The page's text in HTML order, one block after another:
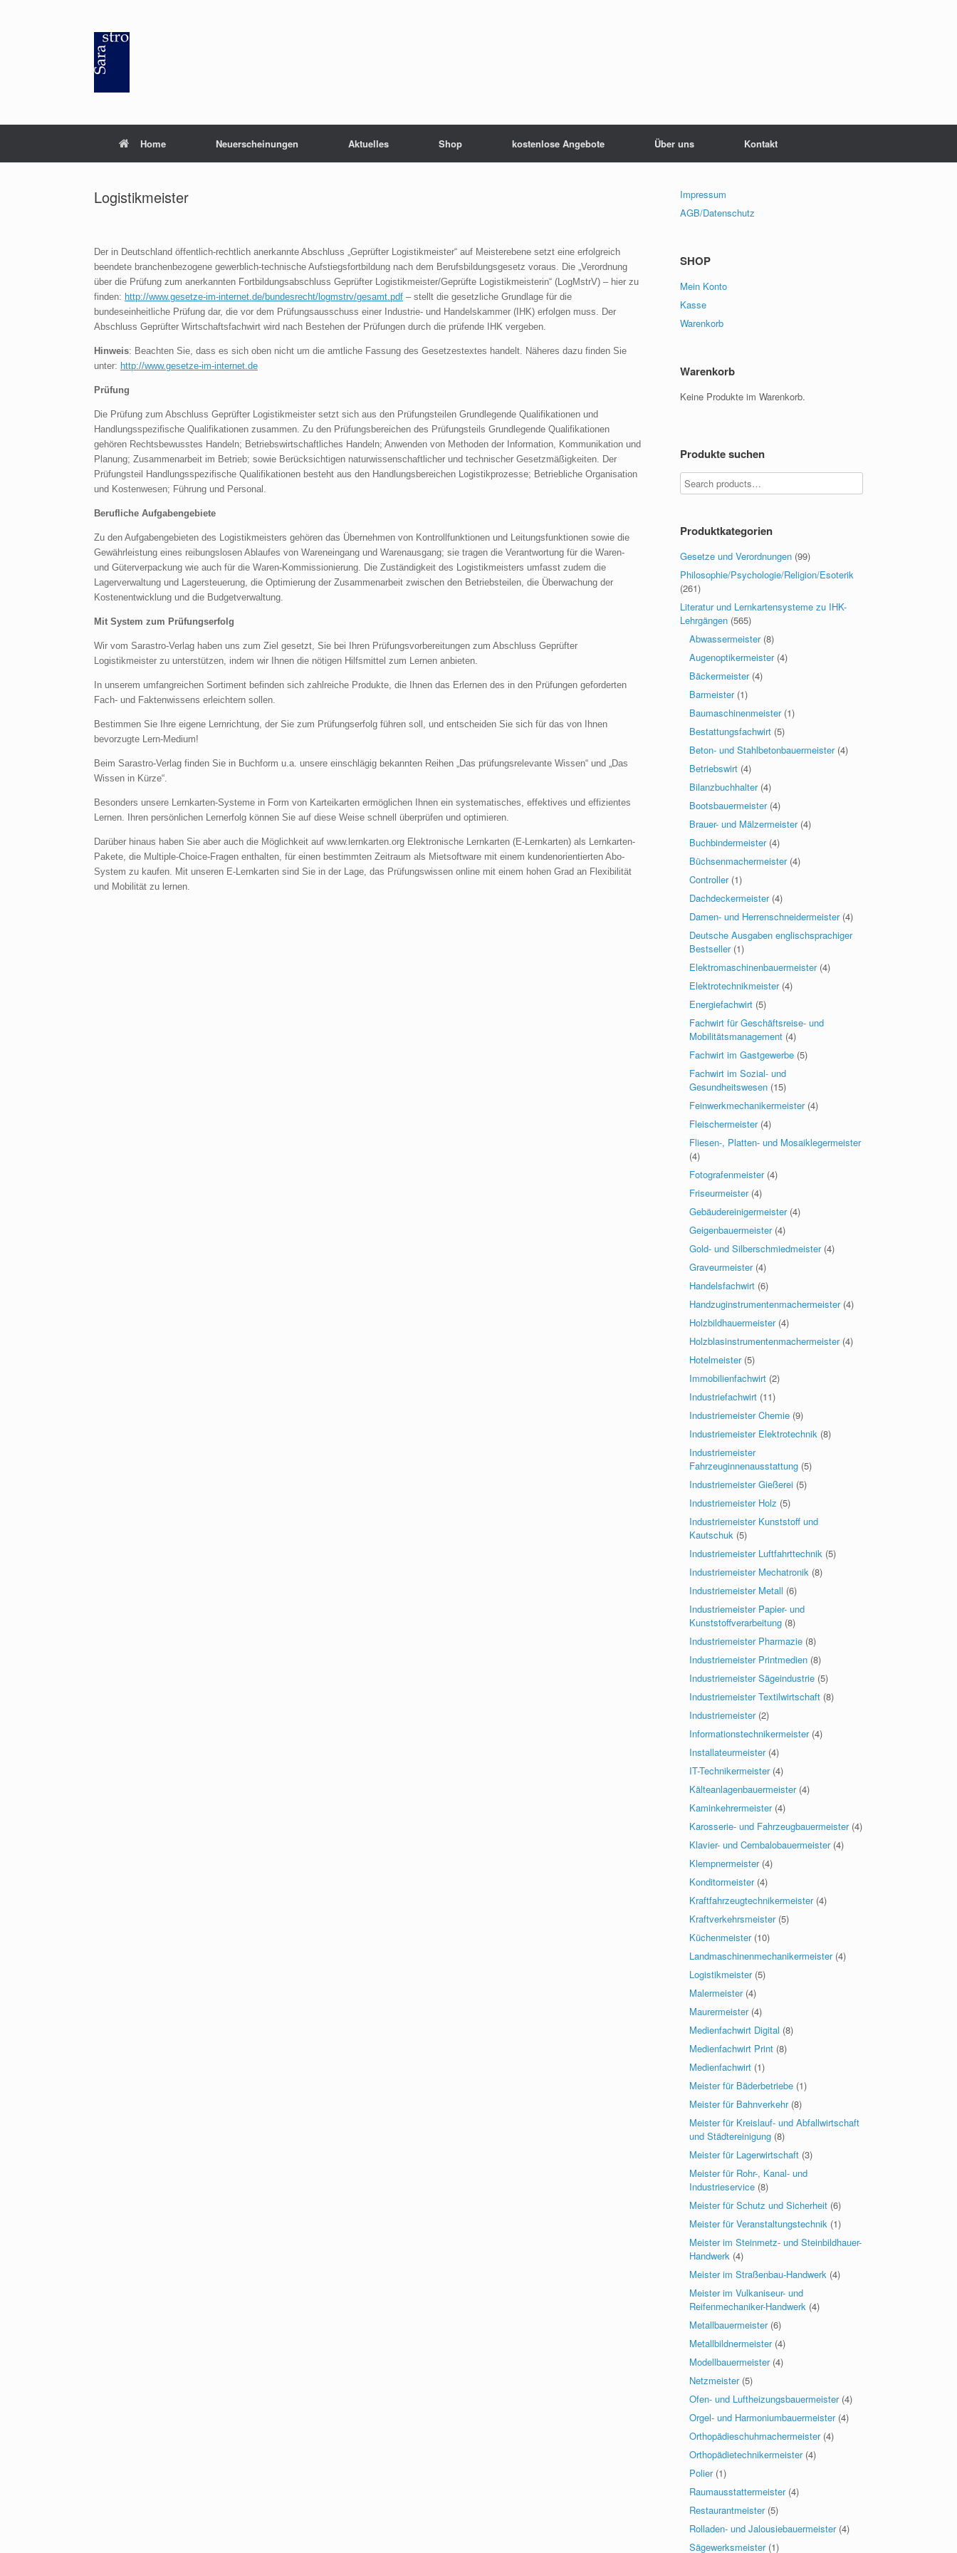
Home Neuerscheinungen Aktuelles Shop kostenlose Angebote Über uns Kontakt
Logistikmeister
Der in Deutschland öffentlich-rechtlich anerkannte Abschluss „Geprüfter Logistikmeister“ auf Meisterebene setzt eine erfolgreich
beendete branchenbezogene gewerblich-technische Aufstiegsfortbildung nach dem Berufsbildungsgesetz voraus. Die „Verordnung
über die Prüfung zum anerkannten Fortbildungsabschluss Geprüfter Logistikmeister/Geprüfte Logistikmeisterin“ (LogMstrV) – hier zu
finden: http://www.gesetze-im-internet.de/bundesrecht/logmstrv/gesamt.pdf – stellt die gesetzliche Grundlage für die
bundeseinheitliche Prüfung dar, die vor dem Prüfungsausschuss einer Industrie- und Handelskammer (IHK) erfolgen muss. Der
Abschluss Geprüfter Wirtschaftsfachwirt wird nach Bestehen der Prüfungen durch die prüfende IHK vergeben.
Hinweis: Beachten Sie, dass es sich oben nicht um die amtliche Fassung des Gesetzestextes handelt. Näheres dazu finden Sie
unter: http://www.gesetze-im-internet.de
Prüfung
Die Prüfung zum Abschluss Geprüfter Logistikmeister setzt sich aus den Prüfungsteilen Grundlegende Qualifikationen und
Handlungsspezifische Qualifikationen zusammen. Zu den Prüfungsbereichen des Prüfungsteils Grundlegende Qualifikationen
gehören Rechtsbewusstes Handeln; Betriebswirtschaftliches Handeln; Anwenden von Methoden der Information, Kommunikation und
Planung; Zusammenarbeit im Betrieb; sowie Berücksichtigen naturwissenschaftlicher und technischer Gesetzmäßigkeiten. Der
Prüfungsteil Handlungsspezifische Qualifikationen besteht aus den Handlungsbereichen Logistikprozesse; Betriebliche Organisation
und Kostenwesen; Führung und Personal.
Berufliche Aufgabengebiete
Zu den Aufgabengebieten des Logistikmeisters gehören das Übernehmen von Kontrollfunktionen und Leitungsfunktionen sowie die
Gewährleistung eines reibungslosen Ablaufes von Wareneingang und Warenausgang; sie tragen die Verantwortung für die Waren-
und Güterverpackung wie auch für die Waren-Kommissionierung. Die Zuständigkeit des Logistikmeisters umfasst zudem die
Lagerverwaltung und Lagersteuerung, die Optimierung der Zusammenarbeit zwischen den Betriebsteilen, die Überwachung der
Kostenentwicklung und die Budgetverwaltung.
Mit System zum Prüfungserfolg
Wir vom Sarastro-Verlag haben uns zum Ziel gesetzt, Sie bei Ihren Prüfungsvorbereitungen zum Abschluss Geprüfter
Logistikmeister zu unterstützen, indem wir Ihnen die nötigen Hilfsmittel zum Lernen anbieten.
In unserem umfangreichen Sortiment befinden sich zahlreiche Produkte, die Ihnen das Erlernen des in den Prüfungen geforderten
Fach- und Faktenwissens erleichtern sollen.
Bestimmen Sie Ihre eigene Lernrichtung, der Sie zum Prüfungserfolg führen soll, und entscheiden Sie sich für das von Ihnen
bevorzugte Lern-Medium!
Beim Sarastro-Verlag finden Sie in Buchform u.a. unsere einschlägig bekannten Reihen „Das prüfungsrelevante Wissen“ und „Das
Wissen in Kürze“.
Besonders unsere Lernkarten-Systeme in Form von Karteikarten ermöglichen Ihnen ein systematisches, effektives und effizientes
Lernen. Ihren persönlichen Lernerfolg können Sie auf diese Weise schnell überprüfen und optimieren.
Darüber hinaus haben Sie aber auch die Möglichkeit auf www.lernkarten.org Elektronische Lernkarten (E-Lernkarten) als Lernkarten-
Pakete, die Multiple-Choice-Fragen enthalten, für einen bestimmten Zeitraum als Mietsoftware mit einem kundenorientierten Abo-
System zu kaufen. Mit unseren E-Lernkarten sind Sie in der Lage, das Prüfungswissen online mit einem hohen Grad an Flexibilität
und Mobilität zu lernen.
Impressum
AGB/Datenschutz
SHOP
Mein Konto
Kasse
Warenkorb
Warenkorb
Keine Produkte im Warenkorb.
Produkte suchen
Produktkategorien
Gesetze und Verordnungen (99)
Philosophie/Psychologie/Religion/Esoterik
(261)
Literatur und Lernkartensysteme zu IHK-
Lehrgängen (565)
Abwassermeister (8)
Augenoptikermeister (4)
Bäckermeister (4)
Barmeister (1)
Baumaschinenmeister (1)
Bestattungsfachwirt (5)
Beton- und Stahlbetonbauermeister (4)
Betriebswirt (4)
Bilanzbuchhalter (4)
Bootsbauermeister (4)
Brauer- und Mälzermeister (4)
Buchbindermeister (4)
Büchsenmachermeister (4)
Controller (1)
Dachdeckermeister (4)
Damen- und Herrenschneidermeister (4)
Deutsche Ausgaben englischsprachiger
Bestseller (1)
Elektromaschinenbauermeister (4)
Elektrotechnikmeister (4)
Energiefachwirt (5)
Fachwirt für Geschäftsreise- und
Mobilitätsmanagement (4)
Fachwirt im Gastgewerbe (5)
Fachwirt im Sozial- und
Gesundheitswesen (15)
Feinwerkmechanikermeister (4)
Fleischermeister (4)
Fliesen-, Platten- und Mosaiklegermeister
(4)
Fotografenmeister (4)
Friseurmeister (4)
Gebäudereinigermeister (4)
Geigenbauermeister (4)
Gold- und Silberschmiedmeister (4)
Graveurmeister (4)
Handelsfachwirt (6)
Handzuginstrumentenmachermeister (4)
Holzbildhauermeister (4)
Holzblasinstrumentenmachermeister (4)
Hotelmeister (5)
Immobilienfachwirt (2)
Industriefachwirt (11)
Industriemeister Chemie (9)
Industriemeister Elektrotechnik (8)
Industriemeister
Fahrzeuginnenausstattung (5)
Industriemeister Gießerei (5)
Industriemeister Holz (5)
Industriemeister Kunststoff und
Kautschuk (5)
Industriemeister Luftfahrttechnik (5)
Industriemeister Mechatronik (8)
Industriemeister Metall (6)
Industriemeister Papier- und
Kunststoffverarbeitung (8)
Industriemeister Pharmazie (8)
Industriemeister Printmedien (8)
Industriemeister Sägeindustrie (5)
Industriemeister Textilwirtschaft (8)
Industriemeister (2)
Informationstechnikermeister (4)
Installateurmeister (4)
IT-Technikermeister (4)
Kälteanlagenbauermeister (4)
Kaminkehrermeister (4)
Karosserie- und Fahrzeugbauermeister (4)
Klavier- und Cembalobauermeister (4)
Klempnermeister (4)
Konditormeister (4)
Kraftfahrzeugtechnikermeister (4)
Kraftverkehrsmeister (5)
Küchenmeister (10)
Landmaschinenmechanikermeister (4)
Logistikmeister (5)
Malermeister (4)
Maurermeister (4)
Medienfachwirt Digital (8)
Medienfachwirt Print (8)
Medienfachwirt (1)
Meister für Bäderbetriebe (1)
Meister für Bahnverkehr (8)
Meister für Kreislauf- und Abfallwirtschaft
und Städtereinigung (8)
Meister für Lagerwirtschaft (3)
Meister für Rohr-, Kanal- und
Industrieservice (8)
Meister für Schutz und Sicherheit (6)
Meister für Veranstaltungstechnik (1)
Meister im Steinmetz- und Steinbildhauer-
Handwerk (4)
Meister im Straßenbau-Handwerk (4)
Meister im Vulkaniseur- und
Reifenmechaniker-Handwerk (4)
Metallbauermeister (6)
Metallbildnermeister (4)
Modellbauermeister (4)
Netzmeister (5)
Ofen- und Luftheizungsbauermeister (4)
Orgel- und Harmoniumbauermeister (4)
Orthopädieschuhmachermeister (4)
Orthopädietechnikermeister (4)
Polier (1)
Raumausstattermeister (4)
Restaurantmeister (5)
Rolladen- und Jalousiebauermeister (4)
Sägewerksmeister (1)